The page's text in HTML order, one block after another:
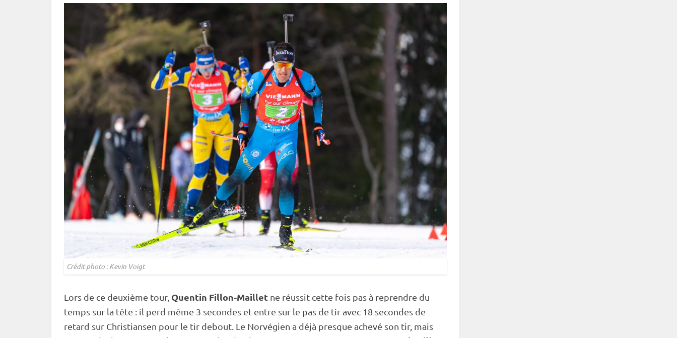
Crédit photo : Kevin Voigt
Lors de ce deuxième tour, Quentin Fillon-Maillet ne réussit cette fois pas à reprendre du
temps sur la tête : il perd même 3 secondes et entre sur le pas de tiravec 18 secondes de
retard sur Christiansen pour le tir debout . Le Norvégien a déjà presque achevé son tir, mais